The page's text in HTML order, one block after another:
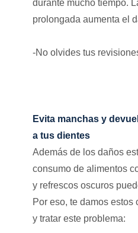
durante mucho tiempo.
prolongada aumenta el
-No olvides tus
Evita manchas y
a tus dientes
Además de los daños
consumo de alimentos
y refrescos oscuros
Por eso, te damos
y tratar este problema: